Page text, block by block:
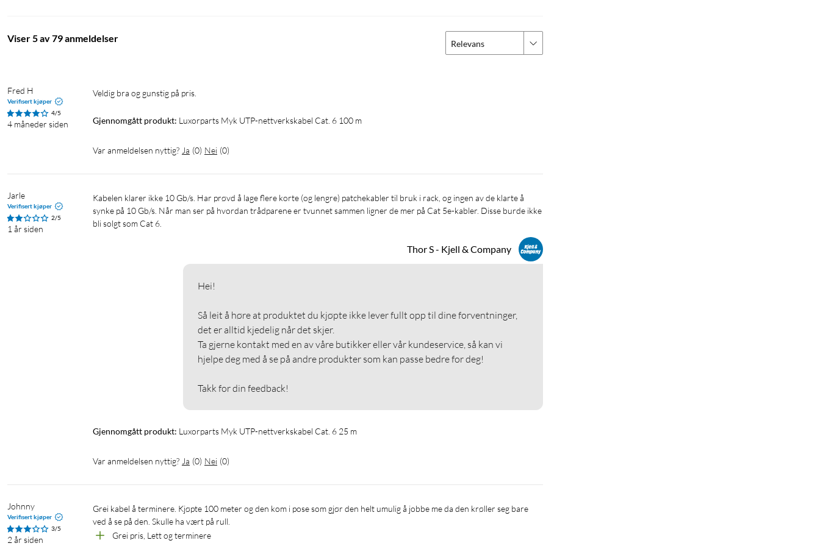
Viser 5 av 79 anmeldelser Relevans
Fred H
Verifisert kjøper
4/5
4 måneder siden
Veldig bra og gunstig på pris.
Gjennomgått produkt: Luxorparts Myk UTP-nettverkskabel Cat. 6 100 m
Var anmeldelsen nyttig? Ja (0) Nei (0)
Jarle
Verifisert kjøper
2/5
1 år siden
Kabelen klarer ikke 10 Gb/s. Har prøvd å lage flere korte (og lengre) patchekabler til bruk i rack, og ingen av de klarte å
synke på 10 Gb/s. Når man ser på hvordan trådparene er tvunnet sammen ligner de mer på Cat 5e-kabler. Disse burde ikke
bli solgt som Cat 6.
Thor S - Kjell & Company
Hei!
Så leit å høre at produktet du kjøpte ikke lever fullt opp til dine forventninger,
det er alltid kjedelig når det skjer.
Ta gjerne kontakt med en av våre butikker eller vår kundeservice, så kan vi
hjelpe deg med å se på andre produkter som kan passe bedre for deg!
Takk for din feedback!
Gjennomgått produkt: Luxorparts Myk UTP-nettverkskabel Cat. 6 25 m
Var anmeldelsen nyttig? Ja (0) Nei (0)
Johnny
Verifisert kjøper
3/5
2 år siden
Grei kabel å terminere. Kjøpte 100 meter og den kom i pose som gjør den helt umulig å jobbe me da den krøller seg bare
ved å se på den. Skulle ha vært på rull.
Grei pris, Lett og terminere